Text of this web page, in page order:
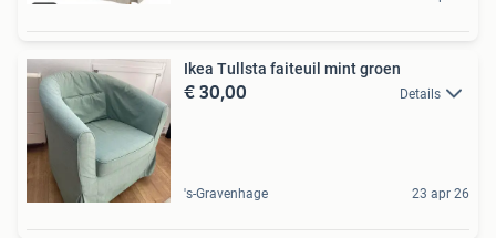
Ikea Tullsta faiteuil mint groen
€ 30,00 Details
's-Gravenhage 23 apr 26